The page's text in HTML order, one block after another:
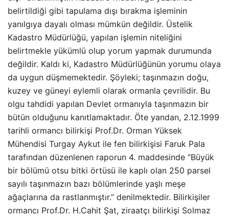
belirtildiği gibi tapulama dışı bırakma işleminin
yanılgıya dayalı olması mümkün değildir. Üstelik
Kadastro Müdürlüğü, yapılan işlemin niteliğini
belirtmekle yükümlü olup yorum yapmak durumunda
değildir. Kaldı ki, Kadastro Müdürlüğünün yorumu olaya
da uygun düşmemektedir. Şöyleki; taşınmazın doğu,
kuzey ve güneyi eylemli olarak ormanla çevrilidir. Bu
olgu tahdidi yapılan Devlet ormanıyla taşınmazın bir
bütün olduğunu kanıtlamaktadır. Öte yandan, 2.12.1999
tarihli ormancı bilirkişi Prof.Dr. Orman Yüksek
Mühendisi Turgay Aykut ile fen bilirkişisi Faruk Pala
tarafından düzenlenen raporun 4. maddesinde “Büyük
bir bölümü otsu bitki örtüsü ile kaplı olan 250 parsel
sayılı taşınmazın bazı bölümlerinde yaşlı meşe
ağaçlarına da rastlanmıştır.” denilmektedir. Bilirkişiler
ormancı Prof.Dr. H.Cahit Şat, ziraatçı bilirkişi Solmaz